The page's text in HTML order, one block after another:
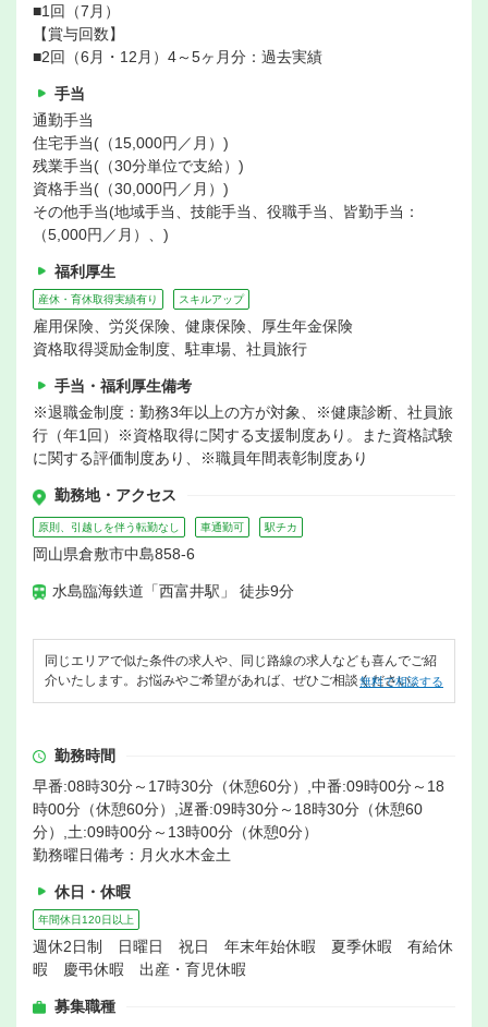
■1回（7月）
【賞与回数】
■2回（6月・12月）4～5ヶ月分：過去実績
手当
通勤手当
住宅手当(（15,000円／月）)
残業手当(（30分単位で支給）)
資格手当(（30,000円／月）)
その他手当(地域手当、技能手当、役職手当、皆勤手当：
（5,000円／月）、)
福利厚生
産休・育休取得実績有り スキルアップ
雇用保険、労災保険、健康保険、厚生年金保険
資格取得奨励金制度、駐車場、社員旅行
手当・福利厚生備考
※退職金制度：勤務3年以上の方が対象、※健康診断、社員旅
行（年1回）※資格取得に関する支援制度あり。また資格試験
に関する評価制度あり、※職員年間表彰制度あり
勤務地・アクセス
原則、引越しを伴う転勤なし 車通勤可 駅チカ
岡山県倉敷市中島858-6
水島臨海鉄道「西富井駅」 徒歩9分
同じエリアで似た条件の求人や、同じ路線の求人なども喜んでご紹
介いたします。お悩みやご希望があれば、ぜひご相談ください。
無料で相談する
勤務時間
早番:08時30分～17時30分（休憩60分）,中番:09時00分～18
時00分（休憩60分）,遅番:09時30分～18時30分（休憩60
分）,土:09時00分～13時00分（休憩0分）
勤務曜日備考：月火水木金土
休日・休暇
年間休日120日以上
週休2日制 日曜日 祝日 年末年始休暇 夏季休暇 有給休
暇 慶弔休暇 出産・育児休暇
募集職種